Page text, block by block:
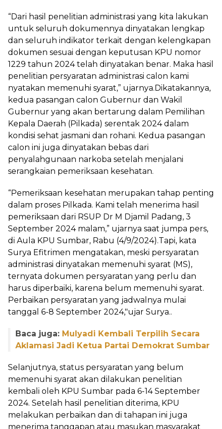
“Dari hasil penelitian administrasi yang kita lakukan
untuk seluruh dokumennya dinyatakan lengkap
dan seluruh indikator terkait dengan kelengkapan
dokumen sesuai dengan keputusan KPU nomor
1229 tahun 2024 telah dinyatakan benar. Maka hasil
penelitian persyaratan administrasi calon kami
nyatakan memenuhi syarat,” ujarnya.Dikatakannya,
kedua pasangan calon Gubernur dan Wakil
Gubernur yang akan bertarung dalam Pemilihan
Kepala Daerah (Pilkada) serentak 2024 dalam
kondisi sehat jasmani dan rohani. Kedua pasangan
calon ini juga dinyatakan bebas dari
penyalahgunaan narkoba setelah menjalani
serangkaian pemeriksaan kesehatan.
“Pemeriksaan kesehatan merupakan tahap penting
dalam proses Pilkada. Kami telah menerima hasil
pemeriksaan dari RSUP Dr M Djamil Padang, 3
September 2024 malam,” ujarnya saat jumpa pers,
di Aula KPU Sumbar, Rabu (4/9/2024).Tapi, kata
Surya Efitrimen mengatakan, meski persyaratan
administrasi dinyatakan memenuhi syarat (MS),
ternyata dokumen persyaratan yang perlu dan
harus diperbaiki, karena belum memenuhi syarat.
Perbaikan persyaratan yang jadwalnya mulai
tanggal 6-8 September 2024,"ujar Surya..
Baca juga: Mulyadi Kembali Terpilih Secara
Aklamasi Jadi Ketua Partai Demokrat Sumbar
Selanjutnya, status persyaratan yang belum
memenuhi syarat akan dilakukan penelitian
kembali oleh KPU Sumbar pada 6-14 September
2024. Setelah hasil penelitian diterima, KPU
melakukan perbaikan dan di tahapan ini juga
menerima tanggapan atau masukan masyarakat